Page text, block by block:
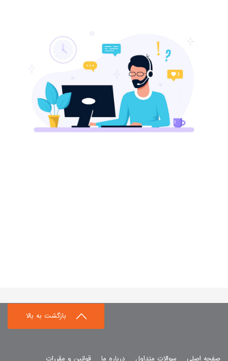
بازگشت به بالا
صفحه اصلی سوالات متداول درباره ما
قوانین و مقررات